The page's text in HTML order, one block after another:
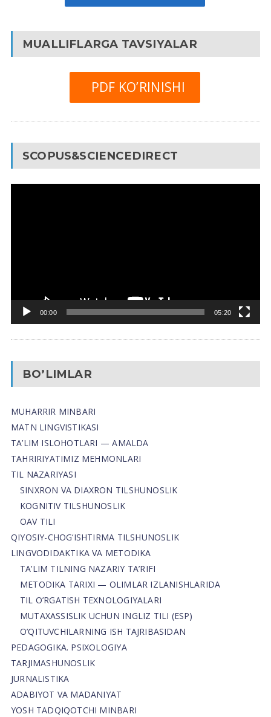
MUALLIFLARGA TAVSIYALAR
PDF KO’RINISHI
SCOPUS&SCIENCEDIRECT
00:00 05:20
BO’LIMLAR
MUHARRIR MINBARI
MATN LINGVISTIKASI
TA’LIM ISLOHOTLARI — AMALDA
TAHRIRIYATIMIZ MEHMONLARI
TIL NAZARIYASI
SINXRON VA DIAXRON TILSHUNOSLIK
KOGNITIV TILSHUNOSLIK
OAV TILI
QIYOSIY-CHOG‘ISHTIRMA TILSHUNOSLIK
LINGVODIDAKTIKA VA METODIKA
TA’LIM TILNING NAZARIY TA’RIFI
METODIKA TARIXI — OLIMLAR IZLANISHLARIDA
TIL O’RGATISH TEXNOLOGIYALARI
MUTAXASSISLIK UCHUN INGLIZ TILI (ESP)
O’QITUVCHILARNING ISH TAJRIBASIDAN
PEDAGOGIKA. PSIXOLOGIYA
TARJIMASHUNOSLIK
JURNALISTIKA
ADABIYOT VA MADANIYAT
YOSH TADQIQOTCHI MINBARI